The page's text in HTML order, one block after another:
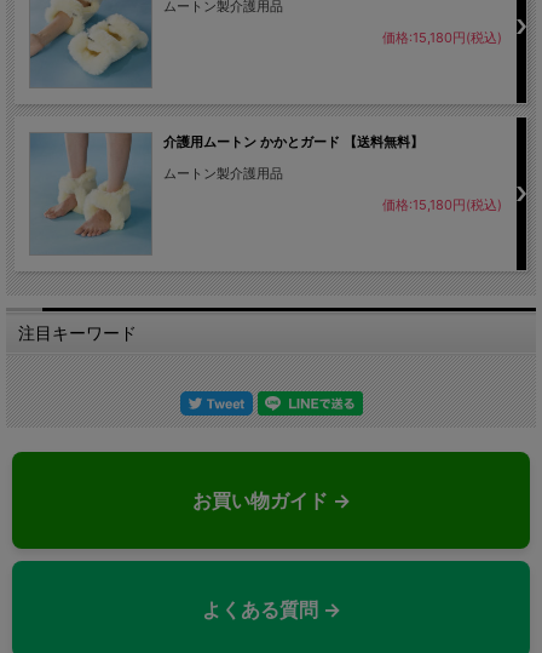
ムートン製介護用品
価格:15,180円(税込)
介護用ムートン かかとガード 【送料無料】
ムートン製介護用品
価格:15,180円(税込)
注目キーワード
お買い物ガイド →
よくある質問 →